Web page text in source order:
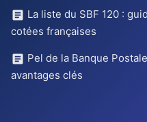
La liste du SBF 120 :
cotées françaises
Pel de la Banque
avantages clés